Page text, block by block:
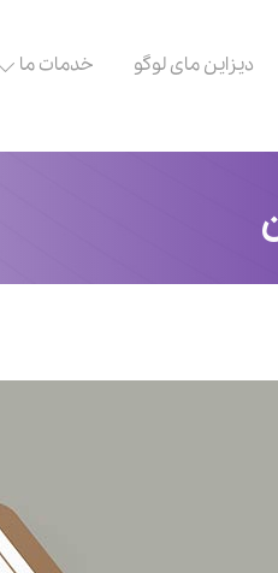
دیزاین مای لوگو خدمات ما